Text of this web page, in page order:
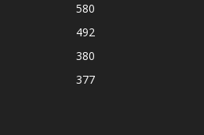
580
492
380
377